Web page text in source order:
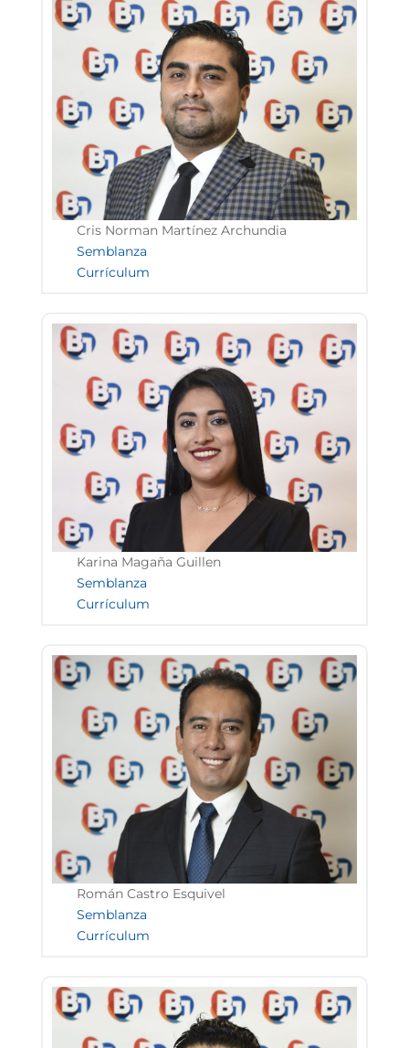
Cris Norman Martínez Archundia
Semblanza
Currículum
Karina Magaña Guillen
Semblanza
Currículum
Román Castro Esquivel
Semblanza
Currículum